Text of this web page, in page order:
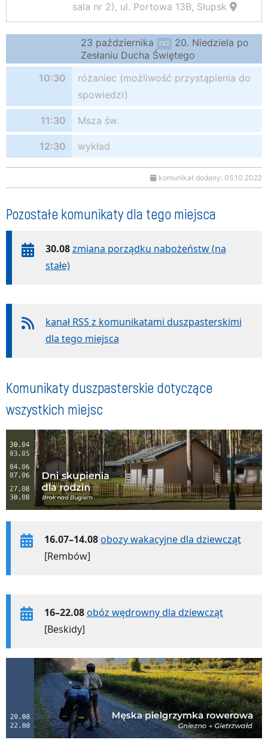
sala nr 2), ul. Portowa 13B, Słupsk
23 października nd
20. Niedziela po
Zesłaniu Ducha Świętego
10:30
różaniec (możliwość przystąpienia do
spowiedzi)
11:30 Msza św.
12:30 wykład
komunikat dodany: 05.10.2022
Pozostałe komunikaty dla tego miejsca
30.08 zmiana porządku nabożeństw (na
stałe)
kanał RSS z komunikatami duszpasterskimi
dla tego miejsca
Komunikaty duszpasterskie dotyczące
wszystkich miejsc
16.07–14.08obozy wakacyjne dla dziewcząt
[Rembów]
16–22.08obóz wędrowny dla dziewcząt
[Beskidy]